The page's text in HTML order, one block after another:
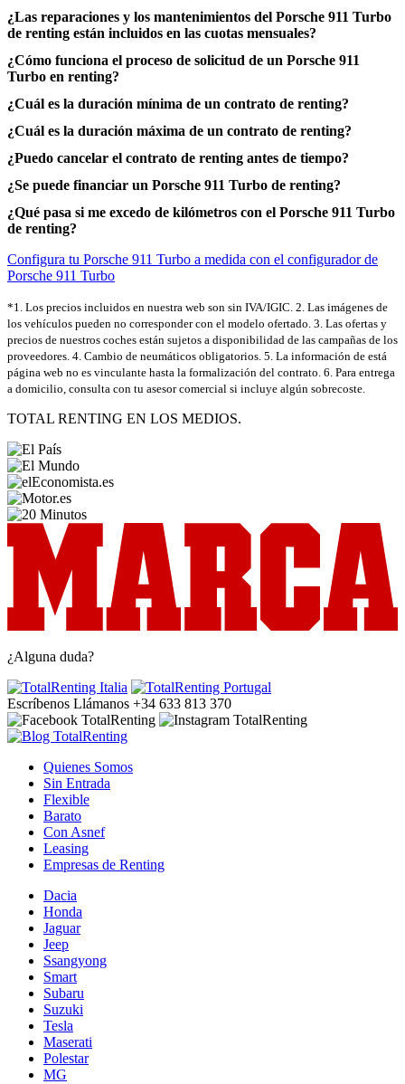
¿Las reparaciones y los mantenimientos del Porsche 911 Turbo
de renting están incluidos en las cuotas mensuales?
¿Cómo funciona el proceso de solicitud de un Porsche 911
Turbo en renting?
¿Cuál es la duración mínima de un contrato de renting?
¿Cuál es la duración máxima de un contrato de renting?
¿Puedo cancelar el contrato de renting antes de tiempo?
¿Se puede financiar un Porsche 911 Turbo de renting?
¿Qué pasa si me excedo de kilómetros con el Porsche 911 Turbo
de renting?
Configura tu Porsche 911 Turbo a medida con el configurador de
Porsche 911 Turbo
*1. Los precios incluidos en nuestra web son sin IVA/IGIC. 2. Las imágenes de
los vehículos pueden no corresponder con el modelo ofertado. 3. Las ofertas y
precios de nuestros coches están sujetos a disponibilidad de las campañas de los
proveedores. 4. Cambio de neumáticos obligatorios. 5. La información de está
página web no es vinculante hasta la formalización del contrato. 6. Para entrega
a domicilio, consulta con tu asesor comercial si incluye algún sobrecoste.
TOTAL RENTING EN LOS MEDIOS.
¿Alguna duda?
Escríbenos Llámanos +34 633 813 370
Quienes Somos
Sin Entrada
Flexible
Barato
Con Asnef
Leasing
Empresas de Renting
Dacia
Honda
Jaguar
Jeep
Ssangyong
Smart
Subaru
Suzuki
Tesla
Maserati
Polestar
MG